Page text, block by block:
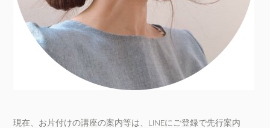
現在、お片付けの講座の案内等は、LINEにご登録で先行案内